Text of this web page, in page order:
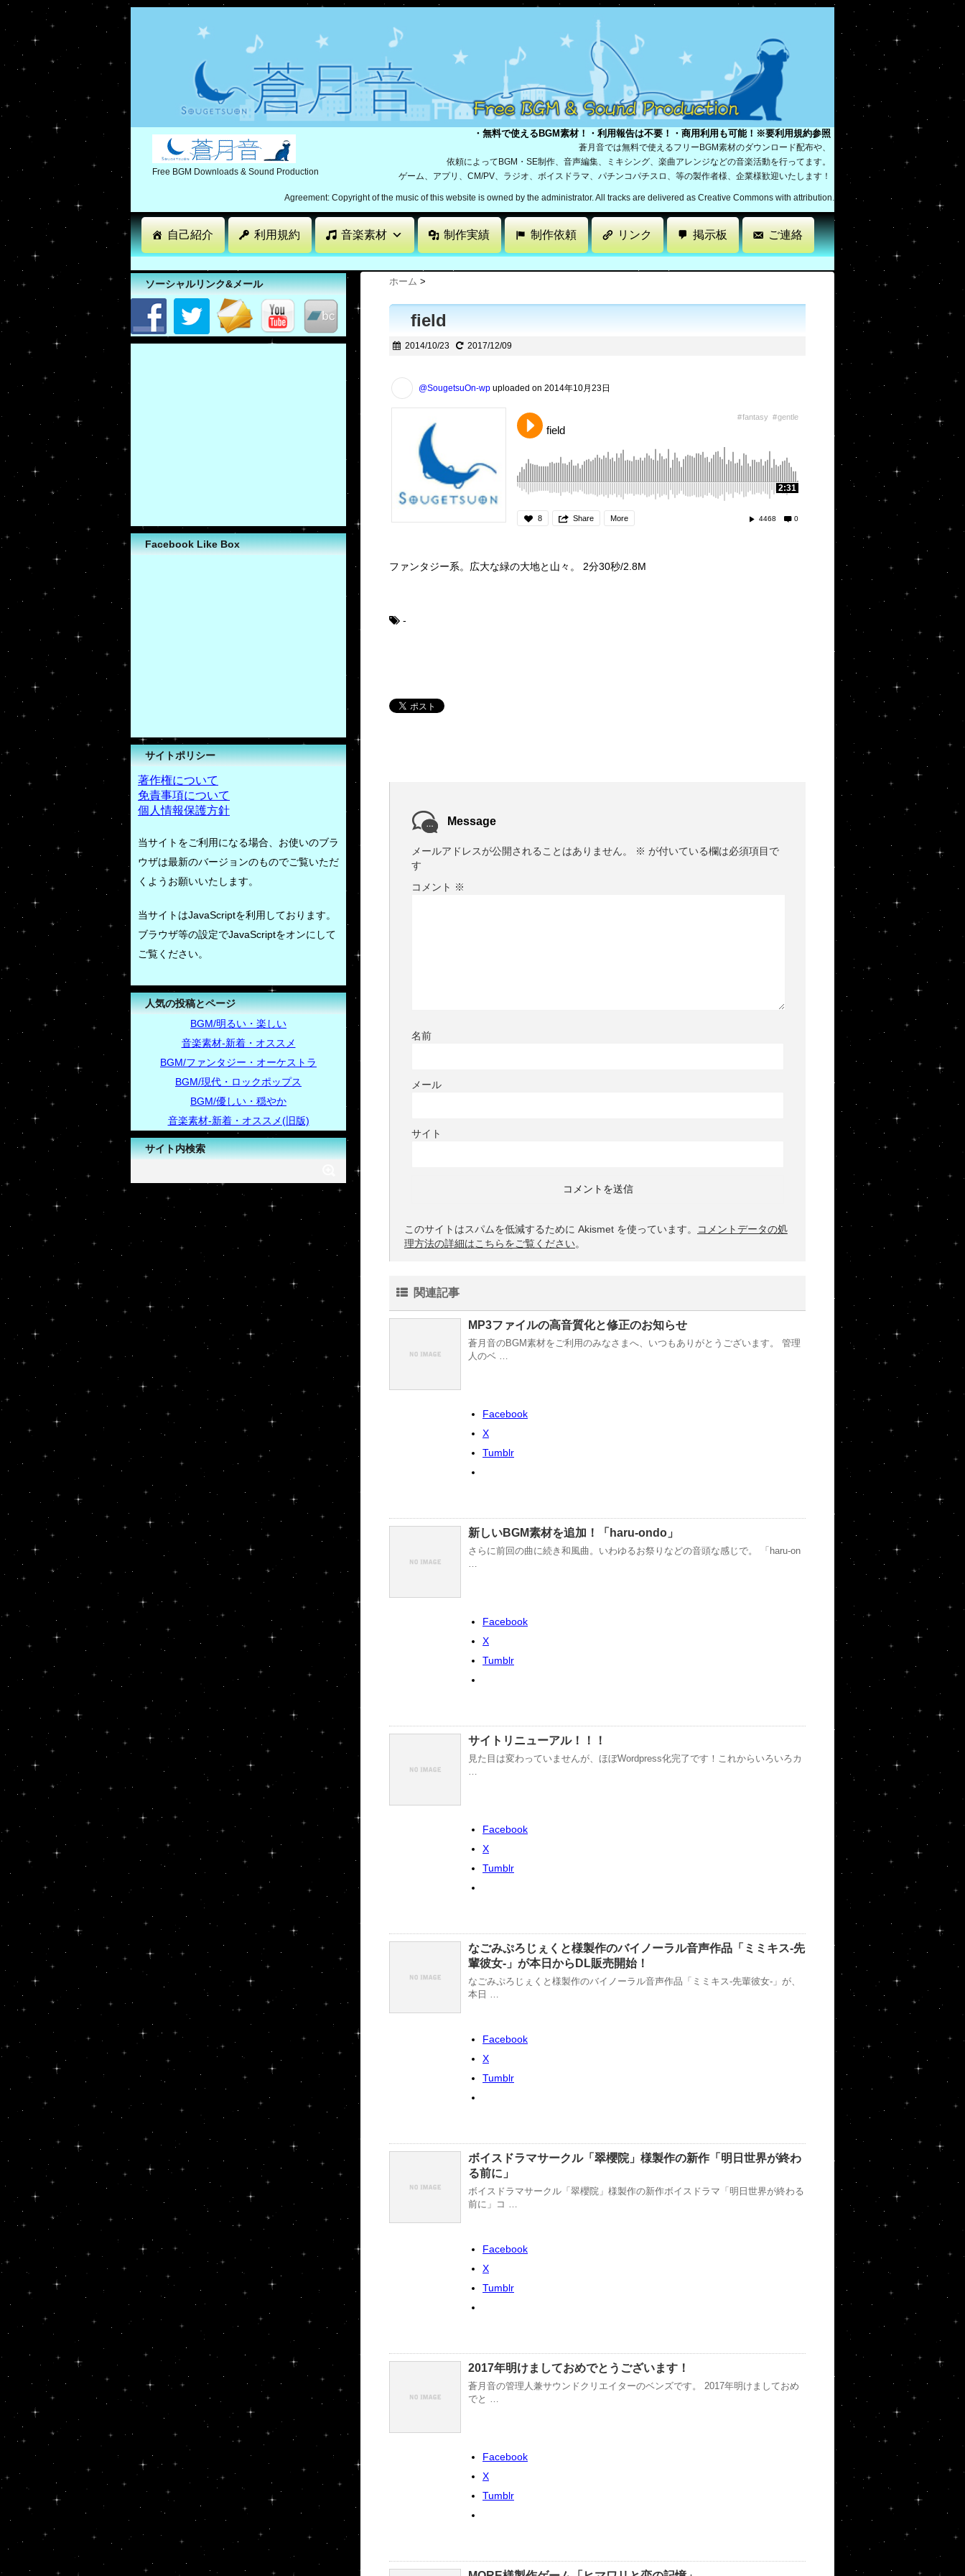
Free BGM Downloads & Sound Production
・無料で使えるBGM素材！・利用報告は不要！・商用利用も可能！※要利用規約参照
蒼月音では無料で使えるフリーBGM素材のダウンロード配布や、
依頼によってBGM・SE制作、音声編集、ミキシング、楽曲アレンジなどの音楽活動を行ってます。
ゲーム、アプリ、CM/PV、ラジオ、ボイスドラマ、パチンコパチスロ、等の製作者様、企業様歓迎いたします！
Agreement: Copyright of the music of this website is owned by the administrator. All tracks are delivered as Creative Commons with attribution.
自己紹介 利用規約 音楽素材 制作実績 制作依頼 リンク 掲示板 ご連絡
ホーム >
field
2014/10/23 2017/12/09
@SougetsuOn-wp uploaded on 2014年10月23日
field
fantasy gentle
2:31
4468 0
8 Share More
ファンタジー系。広大な緑の大地と山々。 2分30秒/2.8M
-
Message
メールアドレスが公開されることはありません。 ※ が付いている欄は必須項目で
す
コメント ※
名前
メール
サイト
このサイトはスパムを低減するために Akismet を使っています。
コメントデータの処
理方法の詳細はこちらをご覧ください。
関連記事
MP3ファイルの高音質化と修正のお知らせ
蒼月音のBGM素材をご利用のみなさまへ、いつもありがとうございます。 管理
人のベ …
Facebook
X
Tumblr
新しいBGM素材を追加！「haru-ondo」
さらに前回の曲に続き和風曲。いわゆるお祭りなどの音頭な感じで。 「haru-on
Facebook
X
Tumblr
サイトリニューアル！！！
見た目は変わっていませんが、ほぼWordpress化完了です！これからいろいろカ
Facebook
X
Tumblr
なごみぷろじぇくと様製作のバイノーラル音声作品「ミミキス-先
輩彼女-」が本日からDL販売開始！
なごみぷろじぇくと様製作のバイノーラル音声作品「ミミキス-先輩彼女-」が、
本日 …
Facebook
X
Tumblr
ボイスドラマサークル「翠櫻院」様製作の新作「明日世界が終わ
る前に」
ボイスドラマサークル「翠櫻院」様製作の新作ボイスドラマ「明日世界が終わる
前に」コ …
Facebook
X
Tumblr
2017年明けましておめでとうございます！
蒼月音の管理人兼サウンドクリエイターのベンズです。 2017年明けましておめ
でと …
Facebook
X
Tumblr
ソーシャルリンク&メール
Facebook Like Box
サイトポリシー
著作権について
免責事項について
個人情報保護方針
当サイトをご利用になる場合、お使いのブラ
ウザは最新のバージョンのものでご覧いただ
くようお願いいたします。
当サイトはJavaScriptを利用しております。
ブラウザ等の設定でJavaScriptをオンにして
ご覧ください。
人気の投稿とページ
BGM/明るい・楽しい
音楽素材-新着・オススメ
BGM/ファンタジー・オーケストラ
BGM/現代・ロックポップス
BGM/優しい・穏やか
音楽素材-新着・オススメ(旧版)
サイト内検索